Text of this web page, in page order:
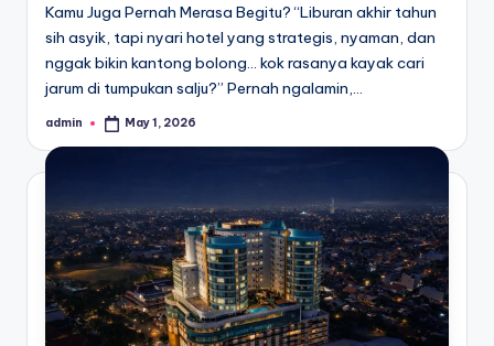
Kamu Juga Pernah Merasa Begitu? “Liburan akhir tahun
sih asyik, tapi nyari hotel yang strategis, nyaman, dan
nggak bikin kantong bolong… kok rasanya kayak cari
jarum di tumpukan salju?” Pernah ngalamin,…
Posted
admin May 1, 2026